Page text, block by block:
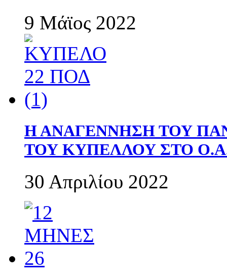
9 Μάϊος 2022
Η ΑΝΑΓΕΝΝΗΣΗ ΤΟΥ
ΤΟΥ ΚΥΠΕΛΛΟΥ ΣΤΟ
30 Απριλίου 2022